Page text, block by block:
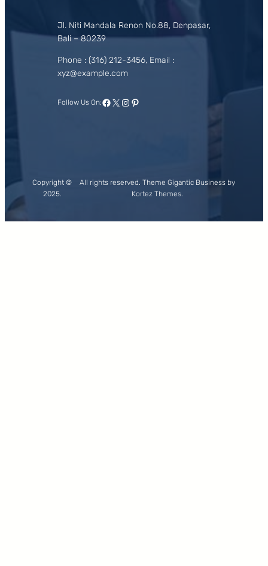
Jl. Niti Mandala Renon No.88, Denpasar,
Bali – 80239
Phone : (316) 212-3456, Email :
xyz@example.com
Follow Us On:Facebook
X Instagram
Pinterest
Copyright ©
2025.
All rights reserved. Theme Gigantic Business by
Kortez Themes.